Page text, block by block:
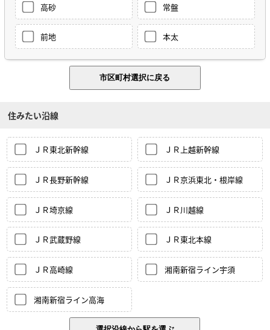
高砂 常盤
前地 本太
住みたい沿線
ＪＲ東北新幹線 ＪＲ上越新幹線
ＪＲ長野新幹線 ＪＲ京浜東北・根岸線
ＪＲ埼京線 ＪＲ川越線
ＪＲ武蔵野線 ＪＲ東北本線
ＪＲ高崎線 湘南新宿ライン宇須
湘南新宿ライン高海